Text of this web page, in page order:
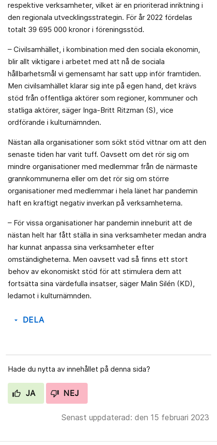
respektive verksamheter, vilket är en prioriterad inriktning i
den regionala utvecklingsstrategin. För år 2022 fördelas
totalt 39 695 000 kronor i föreningsstöd.
– Civilsamhället, i kombination med den sociala ekonomin,
blir allt viktigare i arbetet med att nå de sociala
hållbarhetsmål vi gemensamt har satt upp inför framtiden.
Men civilsamhället klarar sig inte på egen hand, det krävs
stöd från offentliga aktörer som regioner, kommuner och
statliga aktörer, säger Inga-Britt Ritzman (S), vice
ordförande i kulturnämnden.
Nästan alla organisationer som sökt stöd vittnar om att den
senaste tiden har varit tuff. Oavsett om det rör sig om
mindre organisationer med medlemmar från de närmaste
grannkommunerna eller om det rör sig om större
organisationer med medlemmar i hela länet har pandemin
haft en kraftigt negativ inverkan på verksamheterna.
– För vissa organisationer har pandemin inneburit att de
nästan helt har fått ställa in sina verksamheter medan andra
har kunnat anpassa sina verksamheter efter
omständigheterna. Men oavsett vad så finns ett stort
behov av ekonomiskt stöd för att stimulera dem att
fortsätta sina värdefulla insatser, säger Malin Silén (KD),
ledamot i kulturnämnden.
arrow_drop_down DELA
Hade du nytta av innehållet på denna sida?
JA NEJ
Senast uppdaterad: den 15 februari 2023